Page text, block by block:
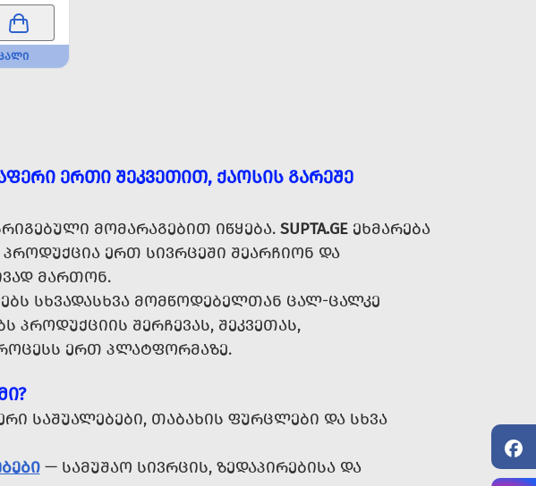
ᲪᲐᲚᲘ
ᲔᲠᲗᲘ ᲨᲔᲙᲕᲔᲗᲘᲗ, ᲥᲐᲝᲡᲘᲡ ᲒᲐᲠᲔᲨᲔ
ᲛᲝᲛᲐᲠᲐᲒᲔᲑᲘᲗ ᲘᲬᲧᲔᲑᲐ. SUPTA.GEᲔᲮᲛᲐᲠᲔᲑᲐ
ᲔᲠᲗ ᲡᲘᲕᲠᲪᲔᲨᲘ ᲨᲔᲐᲠᲩᲘᲝᲜ ᲓᲐ
ᲛᲐᲠᲗᲝᲜ.
ᲡᲮᲕᲐᲓᲐᲡᲮᲕᲐ ᲛᲝᲛᲬᲝᲓᲔᲑᲔᲚᲗᲐᲜ ᲪᲐᲚ-ᲪᲐᲚᲙᲔ
ᲞᲠᲝᲓᲣᲥᲪᲘᲘᲡ ᲨᲔᲠᲩᲔᲕᲐᲡ, ᲨᲔᲙᲕᲔᲗᲐᲡ,
ᲔᲠᲗ ᲞᲚᲐᲢᲤᲝᲠᲛᲐᲖᲔ.
ᲡᲐᲨᲣᲐᲚᲔᲑᲔᲑᲘ, ᲗᲐᲑᲐᲮᲘᲡ ᲤᲣᲠᲪᲚᲔᲑᲘ ᲓᲐ ᲡᲮᲕᲐ
— ᲡᲐᲛᲣᲨᲐᲝ ᲡᲘᲕᲠᲪᲘᲡ, ᲖᲔᲓᲐᲞᲘᲠᲔᲑᲘᲡᲐ ᲓᲐ